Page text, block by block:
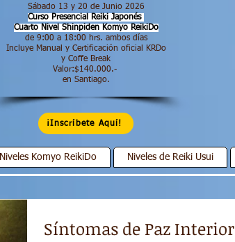
Sábado 13 y 20 de Junio 2026
Curso Presencial Reiki Japonés
Cuarto Nivel ShinpidenKomyo ReikiDo
de 9:00 a 18:00 hrs.​ ambos días
Incluye Manual y Certificación oficial KRDo
y Coffe Break
Valor:$140.000.-
en Santiago.
¡Inscríbete Aquí!
Niveles Komyo ReikiDo Niveles de Reiki Usui
Síntomas de Paz Interior